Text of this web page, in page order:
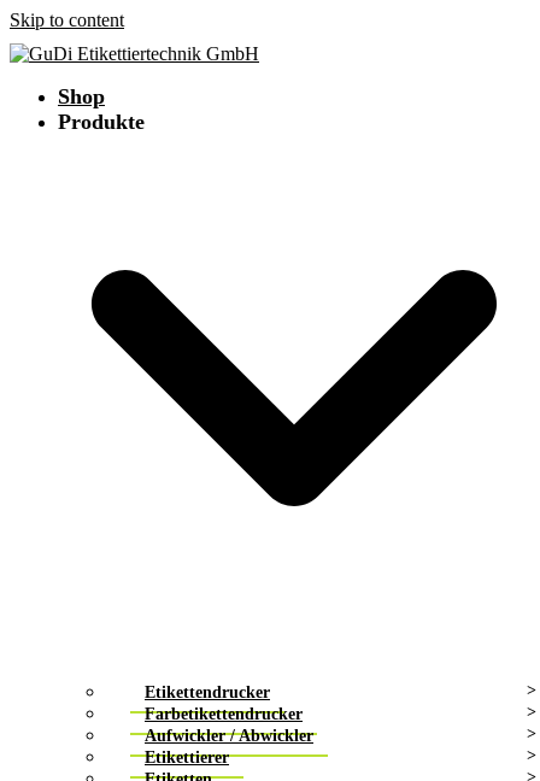
Skip to content
Shop
Produkte
Etikettendrucker
Farbetikettendrucker
Aufwickler / Abwickler
Etikettierer